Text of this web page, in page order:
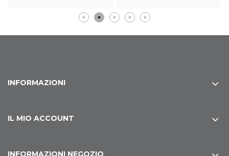
INFORMAZIONI
IL MIO ACCOUNT
INFORMAZIONI NEGOZIO